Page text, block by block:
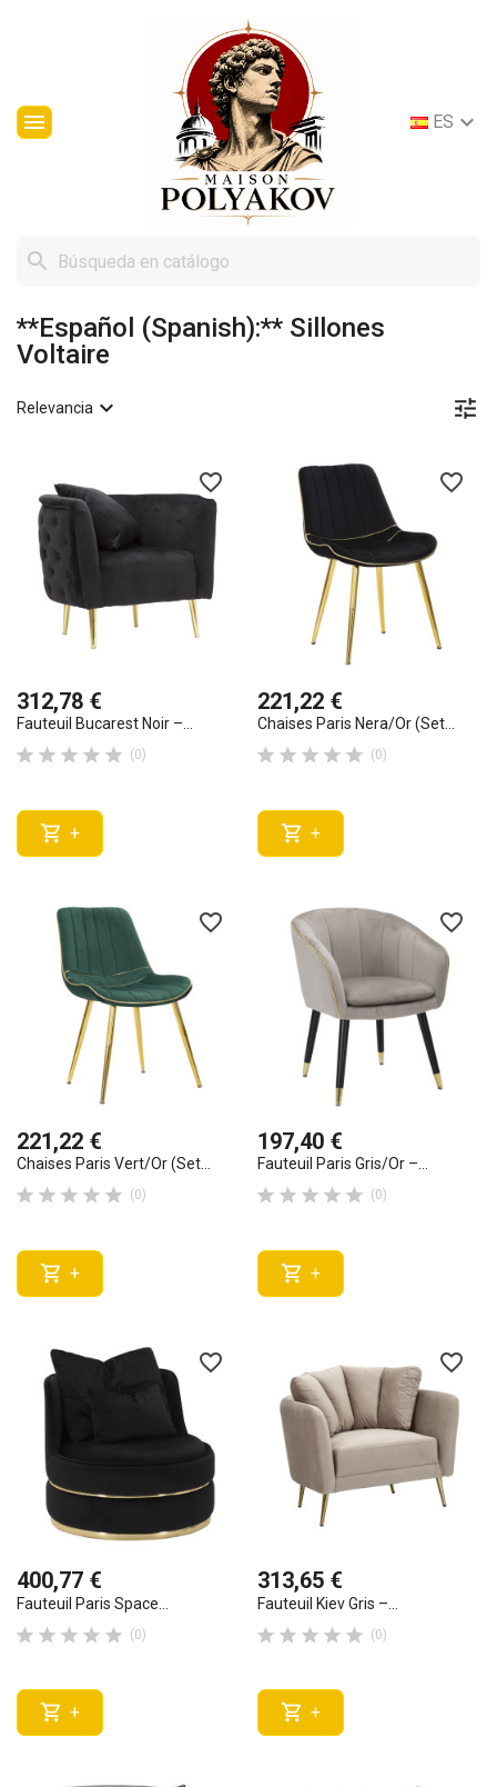
 ES 

**Español (Spanish):** Sillones
Voltaire

Relevancia 
favorite_border
312,78 €
Fauteuil Bucarest Noir –...
     (0)
 +
favorite_border
221,22 €
Chaises Paris Nera/Or (set...
     (0)
 +
favorite_border
221,22 €
Chaises Paris Vert/Or (set...
     (0)
 +
favorite_border
197,40 €
Fauteuil Paris Gris/Or –...
     (0)
 +
favorite_border
400,77 €
Fauteuil Paris Space...
     (0)
 +
favorite_border
313,65 €
Fauteuil Kiev Gris –...
     (0)
 +